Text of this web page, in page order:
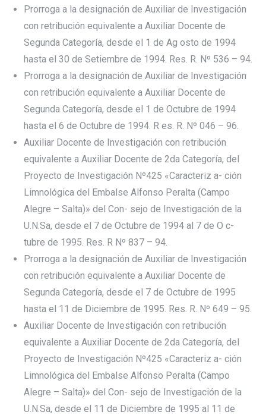
Prorroga a la designación de Auxiliar de Investigación
con retribución equivalente a Auxiliar Docente de
Segunda Categoría, desde el 1 de Ag osto de 1994
hasta el 30 de Setiembre de 1994. Res. R. Nº 536 – 94.
Prorroga a la designación de Auxiliar de Investigación
con retribución equivalente a Auxiliar Docente de
Segunda Categoría, desde el 1 de Octubre de 1994
hasta el 6 de Octubre de 1994. R es. R. Nº 046 – 96.
Auxiliar Docente de Investigación con retribución
equivalente a Auxiliar Docente de 2da Categoría, del
Proyecto de Investigación Nº425 «Caracteriz a- ción
Limnológica del Embalse Alfonso Peralta (Campo
Alegre – Salta)» del Con- sejo de Investigación de la
U.N.Sa, desde el 7 de Octubre de 1994 al 7 de O c-
tubre de 1995. Res. R Nº 837 – 94.
Prorroga a la designación de Auxiliar de Investigación
con retribución equivalente a Auxiliar Docente de
Segunda Categoría, desde el 7 de Octubre de 1995
hasta el 11 de Diciembre de 1995. Res. R. Nº 649 – 95.
Auxiliar Docente de Investigación con retribución
equivalente a Auxiliar Docente de 2da Categoría, del
Proyecto de Investigación Nº425 «Caracteriz a- ción
Limnológica del Embalse Alfonso Peralta (Campo
Alegre – Salta)» del Con- sejo de Investigación de la
U.N.Sa, desde el 11 de Diciembre de 1995 al 11 de